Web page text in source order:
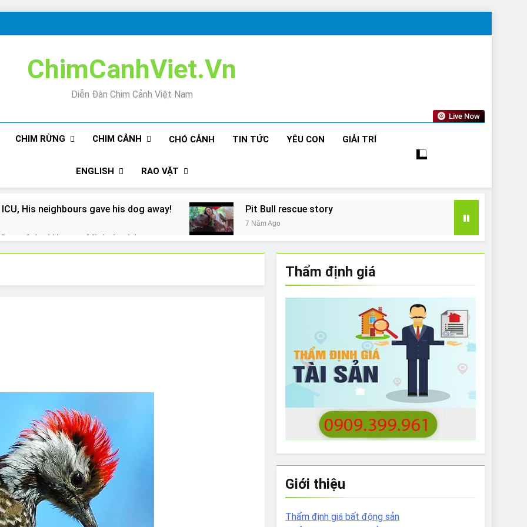
ChimCanhViet.Vn
Diễn Đàn Chim Cảnh Việt Nam
Live Now
CHIM RỪNG CHIM CẢNH CHÓ CẢNH TIN TỨC YÊU CON GIẢI TRÍ
ENGLISH RAO VẶT
His neighbours gave his dog away! Pit Bull rescue story
7 Năm Ago
And How to Minimize It!
Not as much as you think and here’s why!
The Ultimate Guide to What Bulldogs Can (and can’t) Eat
And How to Train Them! How Often Do I Need to Groom My Bulldog
Thẩm định giá
Giới thiệu
Thẩm định giá bất động sản